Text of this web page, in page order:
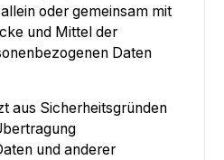
oder gemeinsam mit
und Mittel der
Daten
aus Sicherheitsgründen
und anderer